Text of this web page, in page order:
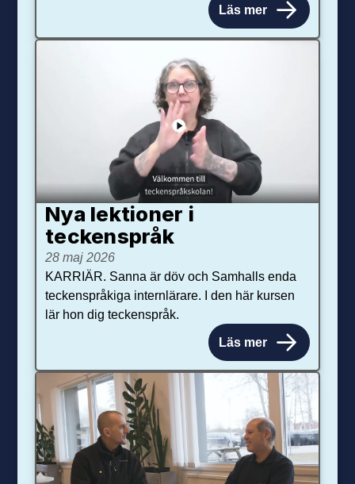
Läs mer
Nya lektioner i
teckenspråk
28 maj 2026
KARRIÄR. Sanna är döv och Samhalls enda
teckenspråkiga internlärare. I den här kursen
lär hon dig teckenspråk.
Läs mer